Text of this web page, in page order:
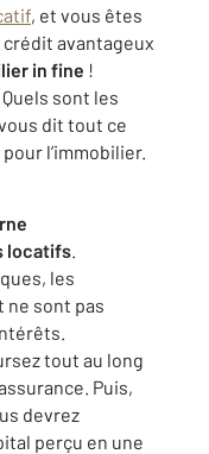
, et vous êtes
crédit avantageux
in fine !
sont les
dit tout ce
l’immobilier.
locatifs.
les
ne sont pas
tout au long
Puis,
devrez
perçu en une